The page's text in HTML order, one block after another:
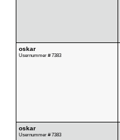
oskar
Usernummer # 7383
oskar
Usernummer # 7383